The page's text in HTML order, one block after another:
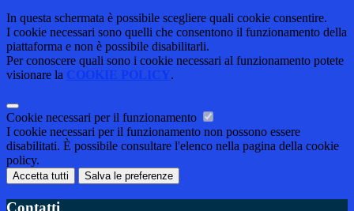
In questa schermata è possibile scegliere quali cookie consentire.
I cookie necessari sono quelli che consentono il funzionamento della
piattaforma e non è possibile disabilitarli.
Per conoscere quali sono i cookie necessari al funzionamento potete
visionare la
COOKIE POLICY .
Cookie necessari per il funzionamento
I cookie necessari per il funzionamento non possono essere
disabilitati. È possibile consultare l'elenco nella pagina della cookie
policy.
Accetta tutti Salva le preferenze
Contatti